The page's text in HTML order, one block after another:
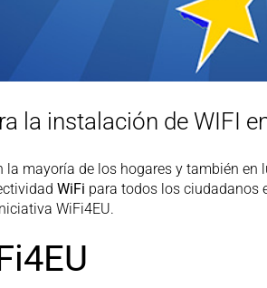
la instalación de WIFI
la mayoría de los hogares y también
WiFi para todos los ciudadanos
WiFi4EU.